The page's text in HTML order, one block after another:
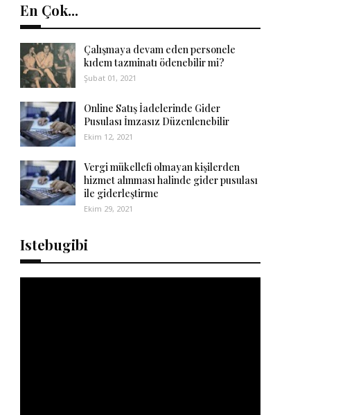
En Çok...
Çalışmaya devam eden personele
kıdem tazminatı ödenebilir mi?
Şubat 01, 2021
Online Satış İadelerinde Gider
Pusulası İmzasız Düzenlenebilir
Ekim 12, 2021
Vergi mükellefi olmayan kişilerden
hizmet alınması halinde gider pusulası
ile giderleştirme
Ekim 29, 2021
Istebugibi